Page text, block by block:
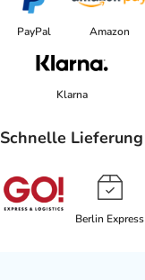
PayPal Amazon
Klarna
Schnelle Lieferung
Berlin Express